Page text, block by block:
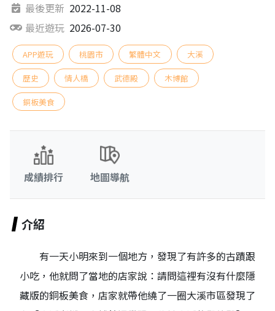
最後更新 2022-11-08
最近遊玩 2026-07-30
APP遊玩 桃園市 繁體中文 大溪
歷史 情人橋 武德殿 木博館
銅板美食
成績排行 地圖導航
介紹
有一天小明來到一個地方，發現了有許多的古蹟跟
小吃，他就問了當地的店家說：請問這裡有沒有什麼隱
藏版的銅板美食，店家就帶他繞了一圈大溪市區發現了